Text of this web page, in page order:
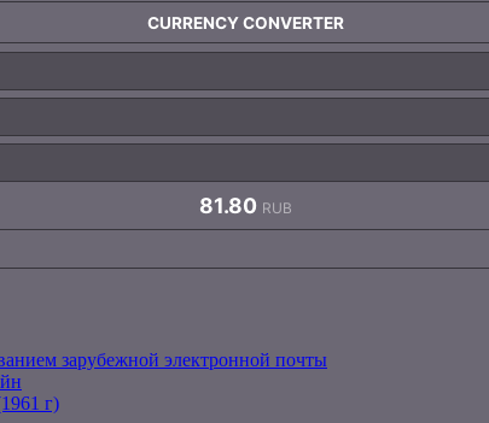
зарубежной электронной почты
г)